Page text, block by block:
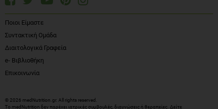
Ποιοι Είμαστε
Συντακτική Ομάδα
Διαιτολογικά Γραφεία
e- Βιβλιοθήκη
Επικοινωνία
© 2026 medNutrition.gr. All rights reserved.
Το medNutrition δεν παρέχει ιατρικές συμβουλές, διαγνώσεις ή θεραπείες. Δείτε